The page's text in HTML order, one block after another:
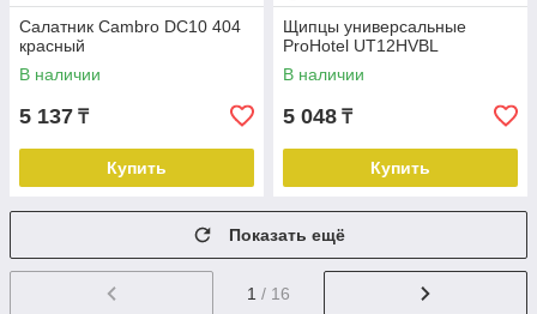
Салатник Cambro DC10 404
красный
В наличии
5 137 ₸
Купить
Щипцы универсальные
ProHotel UT12HVBL
В наличии
5 048 ₸
Купить
Показать ещё
1 / 16